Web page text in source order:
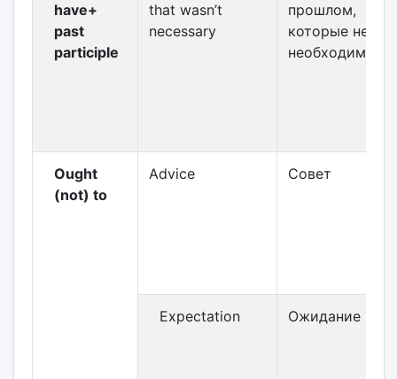
have+
past
participle
that wasn’t
necessary
прошлом,
которые не
необходимом
Ought
(not) to
Advice Совет
Expectation Ожидание